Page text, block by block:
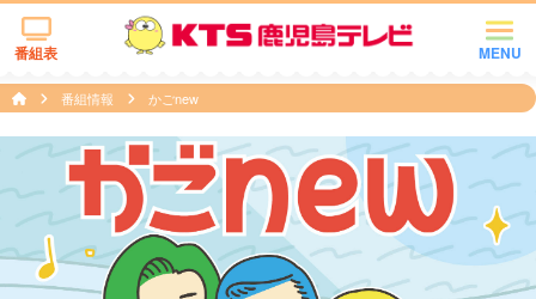
MENU
番組表
番組情報 かごnew